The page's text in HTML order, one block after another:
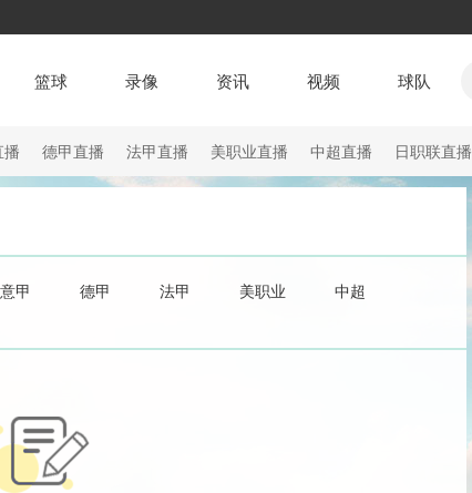
篮球 录像 资讯 视频 球队
播 德甲直播 法甲直播 美职业直播 中超直播 日职联直播
意甲 德甲 法甲 美职业
中超